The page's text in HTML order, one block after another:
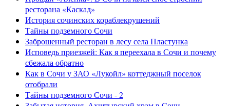
ресторана «Каскад»
История сочинских кораблекрушений
Тайны подземного Сочи
Заброшенный ресторан в лесу села Пластунка
Исповедь приезжей: Как я переехала в Сочи и почему
сбежала обратно
Как в Сочи у ЗАО «Лукойл» коттеджный поселок
отобрали
Тайны подземного Сочи - 2